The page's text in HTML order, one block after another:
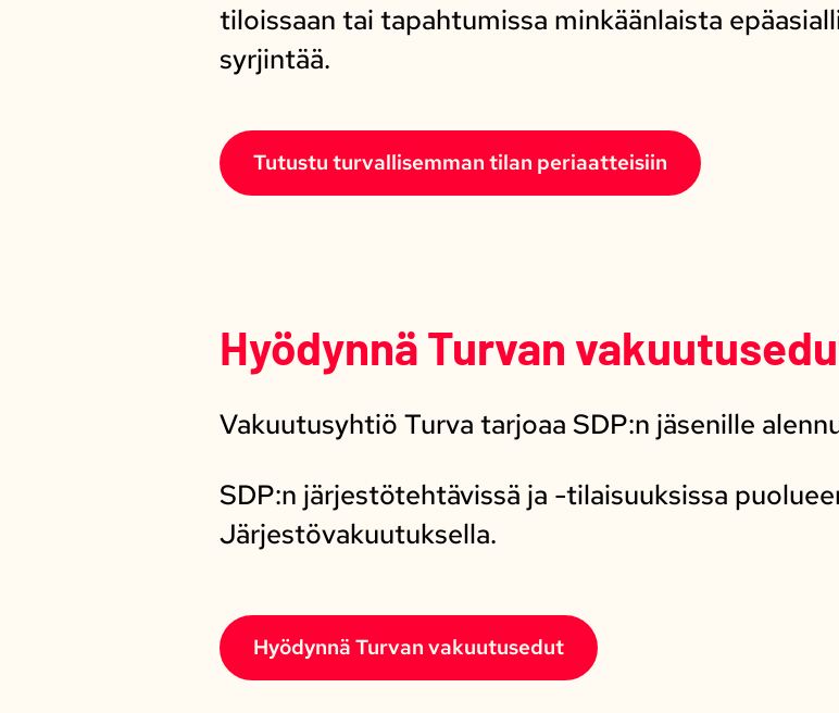
tiloissaan tai tapahtumissa minkäänlaista
syrjintää.
Tutustu turvallisemman tilan periaatteisiin
Hyödynnä Turvan
Vakuutusyhtiö Turva tarjoaa SDP:n jäsenille
SDP:n järjestötehtävissä ja -tilaisuuksissa
Järjestövakuutuksella.
Hyödynnä Turvan vakuutusedut